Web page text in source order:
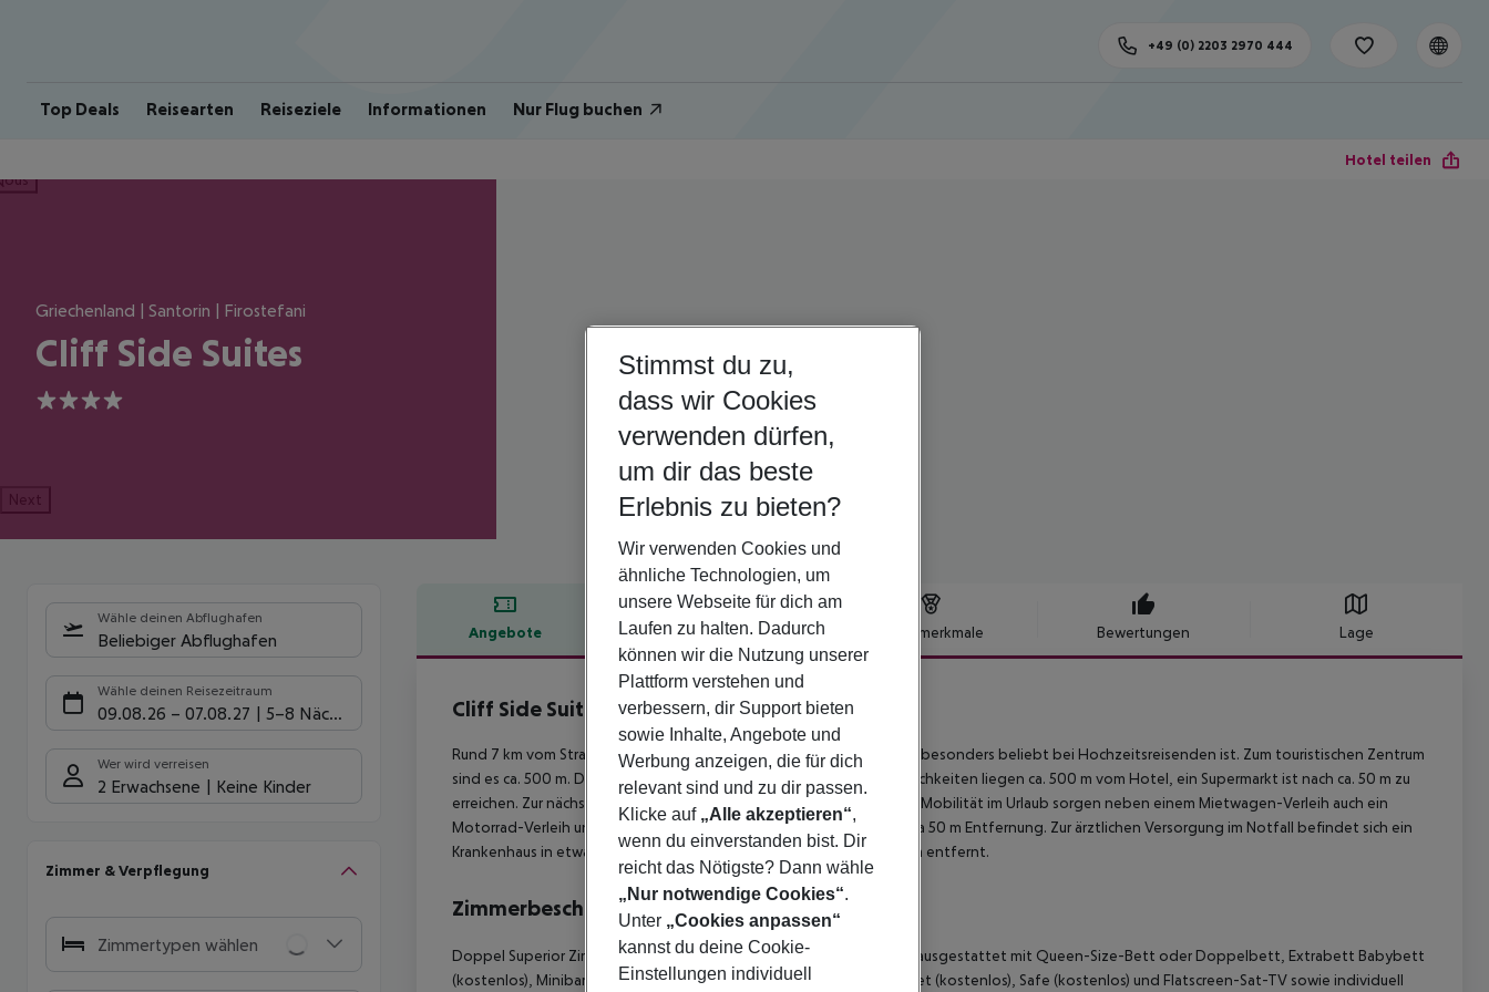
Top Deals Reisearten Reiseziele Informationen Nur Flug buchen
+49 (0) 2203 2970 444
Hotel teilen
Griechenland | Santorin | Firostefani
Cliff Side Suites
4
Next
Wähle deinen Abflughafen
Beliebiger Abflughafen
Wähle deinen Reisezeitraum
09.08.26 – 07.08.27 5-8 Nächte
Wer wird verreisen
2 Erwachsene Keine Kinder
Zimmer & Verpflegung
Zimmertypen wählen
Angebote Hotelbeschreibung Hotelmerkmale Bewertungen Lage
Hotelbeschreibung
Cliff Side Suites
4
Rund 7 km vom Strand entfernt liegt das Hotel Cliff Side Suites, das besonders beliebt bei Hochzeitsreisenden ist. Zum touristischen Zentrum
sind es ca. 500 m. Die Stadt Fira ist ca. 500 m entfernt. Einkaufsmöglichkeiten liegen ca. 500 m vom Hotel, ein Supermarkt ist nach ca. 50 m zu
erreichen. Zur nächsten Diskothek gelangt man nach rund 450 m. Für Mobilität im Urlaub sorgen neben einem Mietwagen-Verleih auch ein
Motorrad-Verleih und ein Taxistand sowie eine Bushaltestelle in etwa 50 m Entfernung. Zur ärztlichen Versorgung im Notfall befindet sich ein
Krankenhaus in etwa 1 km Entfernung. Der Flughafen (JTR) ist ca. 6 km entfernt.
Zimmerbeschreibung
Doppel Superior Zimmer (Meerblick): Die Zimmer mit Wohnraum sind ausgestattet mit Queen-Size-Bett oder Doppelbett, Extrabett Babybett
(kostenlos), Minibar (ggf. geg. Gebühr), Balkon oder Terrasse, Internet (kostenlos), Safe (kostenlos) und Flatscreen-Sat-TV sowie individuell
Stimmst du zu,
dass wir Cookies
verwenden dürfen,
um dir das beste
Erlebnis zu bieten?
Wir verwenden Cookies und
ähnliche Technologien, um
unsere Webseite für dich am
Laufen zu halten. Dadurch
können wir die Nutzung unserer
Plattform verstehen und
verbessern, dir Support bieten
sowie Inhalte, Angebote und
Werbung anzeigen, die für dich
relevant sind und zu dir passen.
Klicke auf „Alle akzeptieren“,
wenn du einverstanden bist. Dir
reicht das Nötigste? Dann wähle
„Nur notwendige Cookies“.
Unter „Cookies anpassen“
kannst du deine Cookie-
Einstellungen individuell